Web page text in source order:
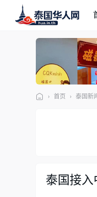
› 首页 › 泰国新
泰国接